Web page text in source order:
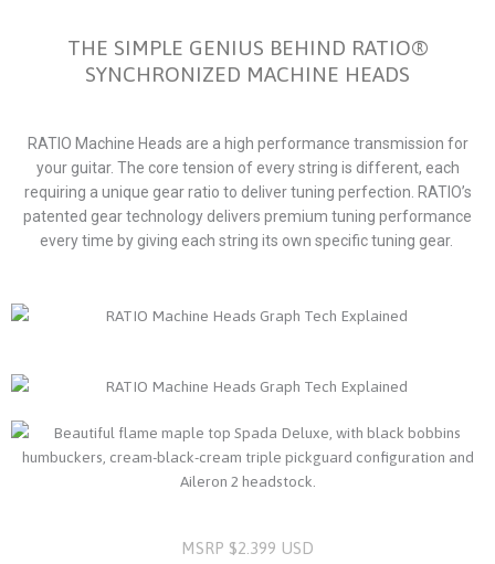
THE SIMPLE GENIUS BEHIND RATIO®
SYNCHRONIZED MACHINE HEADS
RATIO Machine Heads are a high performance transmission for
your guitar. The core tension of every string is different, each
requiring a unique gear ratio to deliver tuning perfection. RATIO’s
patented gear technology delivers premium tuning performance
every time by giving each string its own specific tuning gear.
MSRP $2.399 USD